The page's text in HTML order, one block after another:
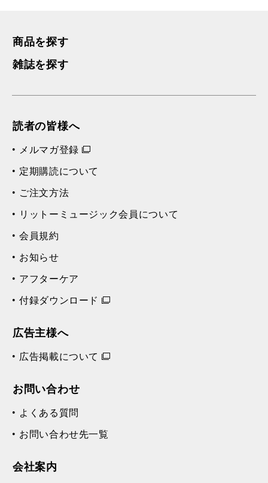
商品を探す
雑誌を探す
読者の皆様へ
メルマガ登録
定期購読について
ご注文方法
リットーミュージック会員について
会員規約
お知らせ
アフターケア
付録ダウンロード
広告主様へ
広告掲載について
お問い合わせ
よくある質問
お問い合わせ先一覧
会社案内